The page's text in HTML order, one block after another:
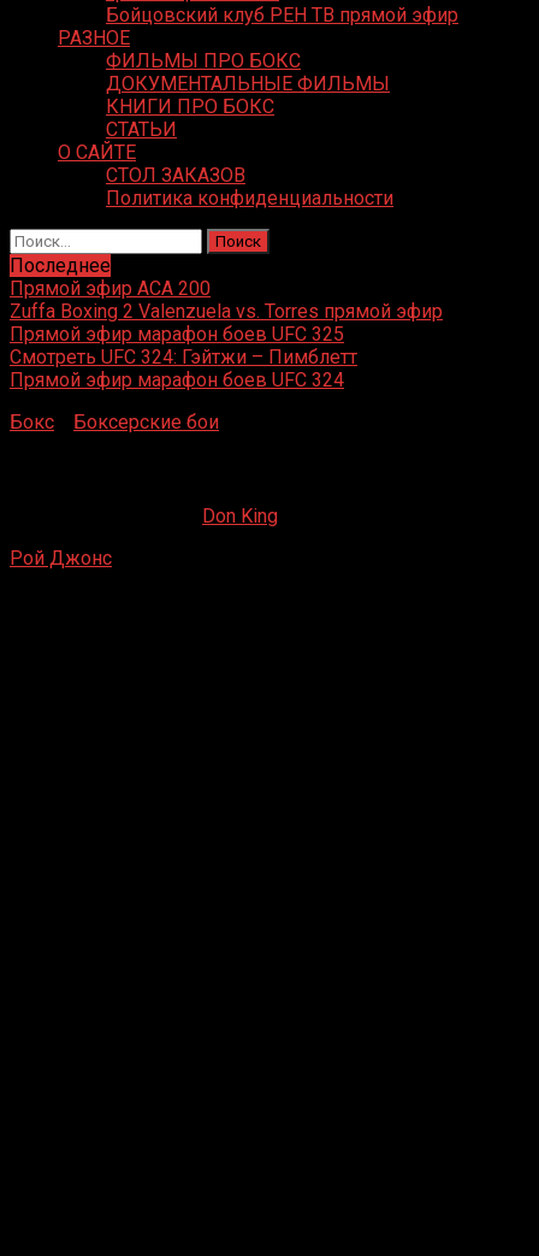
Бойцовский клуб РЕН ТВ прямой эфир
РАЗНОЕ
ФИЛЬМЫ ПРО БОКС
ДОКУМЕНТАЛЬНЫЕ ФИЛЬМЫ
КНИГИ ПРО БОКС
СТАТЬИ
О САЙТЕ
СТОЛ ЗАКАЗОВ
Политика конфиденциальности
Найти:
Последнее
Прямой эфир ACA 200
Zuffa Boxing 2 Valenzuela vs. Torres прямой эфир
Прямой эфир марафон боев UFC 325
Смотреть UFC 324: Гэйтжи – Пимблетт
Прямой эфир марафон боев UFC 324
Бокс
Боксерские бои
Don King
Рой Джонс